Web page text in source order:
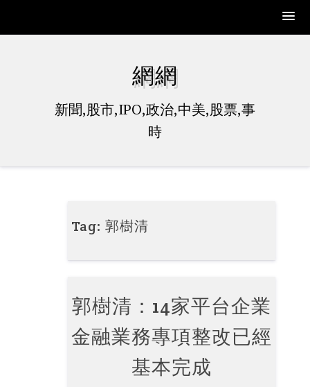
網網
新聞,股市,IPO,政治,中美,股票,事
時
Tag:郭樹清
郭樹清：14家平台企業
金融業務專項整改已經
基本完成